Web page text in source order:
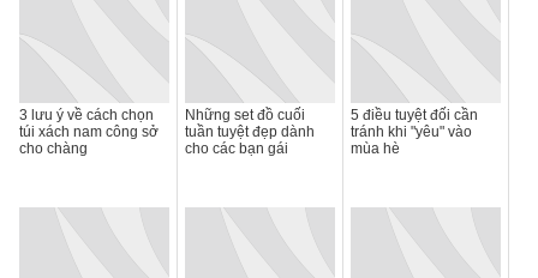
3 lưu ý về cách chọn
túi xách nam công sở
cho chàng
Những set đồ cuối
tuần tuyệt đẹp dành
cho các bạn gái
5 điều tuyệt đối cần
tránh khi "yêu" vào
mùa hè